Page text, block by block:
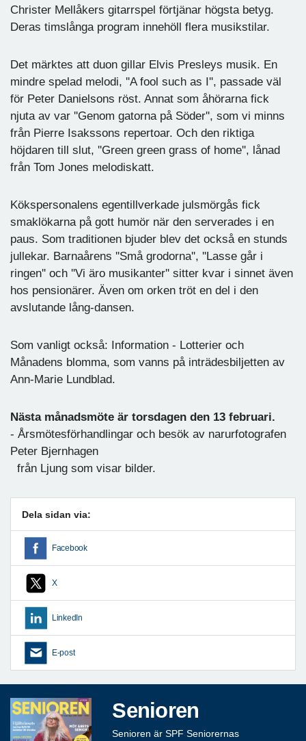
Christer Mellåkers gitarrspel förtjänar högsta betyg.
Deras timslånga program innehöll flera musikstilar.
Det märktes att duon gillar Elvis Presleys musik. En
mindre spelad melodi, ''A fool such as I'', passade väl
för Peter Danielsons röst. Annat som åhörarna fick
njuta av var ''Genom gatorna på Söder'', som vi minns
från Pierre Isakssons repertoar. Och den riktiga
höjdaren till slut, ''Green green grass of home'', lånad
från Tom Jones melodiskatt.
Kökspersonalens egentillverkade julsmörgås fick
smaklökarna på gott humör när den serverades i en
paus. Som traditionen bjuder blev det också en stunds
jullekar. Barnaårens ''Små grodorna'', ''Lasse går i
ringen'' och ''Vi äro musikanter'' sitter kvar i sinnet även
hos pensionärer. Även om orken tröt en del i den
avslutande lång-dansen.
Som vanligt också: Information - Lotterier och
Månadens blomma, som vanns på inträdesbiljetten av
Ann-Marie Lundblad.
Nästa månadsmöte är torsdagen den 13 februari.
- Årsmötesförhandlingar och besök av narurfotografen
Peter Bjernhagen
från Ljung som visar bilder.
Dela sidan via:
Facebook
X
LinkedIn
E-post
Senioren
Senioren är SPF Seniorernas